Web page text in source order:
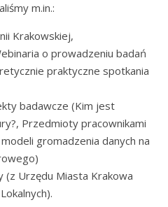
m.in.:
Krakowskiej,
o prowadzeniu badań
praktyczne spotkania
badawcze (Kim jest
Przedmioty pracownikami
gromadzenia danych na
Urzędu Miasta Krakowa